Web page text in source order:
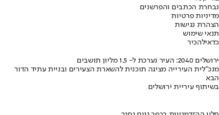
נבחרת הכתבים והפרשנים
מדיניות פרטיות
הצהרת נגישות
תנאי שימוש
כדאילהכיר
ירושלים 2040: העיר נערכת ל- 1.5 מליון תושבים
מנכ"לית העירייה מציגה תוכנית להשארת הצעירים ובניית עתיד הדור
הבא
בשיתוף עיריית ירושלים